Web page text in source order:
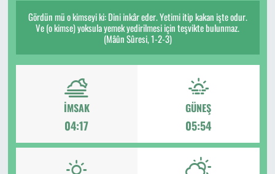
Gördün mü o kimseyi ki: Dini inkâr eder. Yetimi itip kakan işte odur.
Ve (o kimse) yoksula yemek yedirilmesi için teşvikte bulunmaz.
(Mâûn Sûresi, 1-2-3)
İMSAK
04:17
GÜNEŞ
05:54